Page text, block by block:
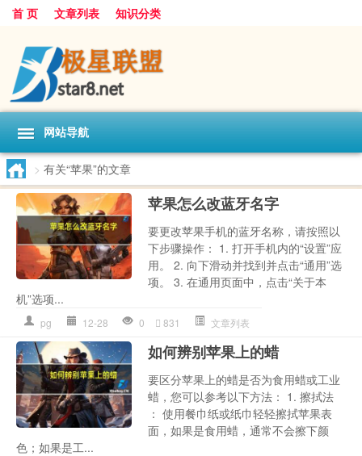
首 页 文章列表 知识分类
网站导航
> 有关“苹果”的文章
苹果怎么改蓝牙名字
要更改苹果手机的蓝牙名称，请按照以
下步骤操作： 1. 打开手机内的“设置”应
用。 2. 向下滑动并找到并点击“通用”选
项。 3. 在通用页面中，点击“关于本
机”选项...
pg 12-28 0 831 文章列表
如何辨别苹果上的蜡
要区分苹果上的蜡是否为食用蜡或工业
蜡，您可以参考以下方法： 1. 擦拭法
： 使用餐巾纸或纸巾轻轻擦拭苹果表
面，如果是食用蜡，通常不会擦下颜
色；如果是工...